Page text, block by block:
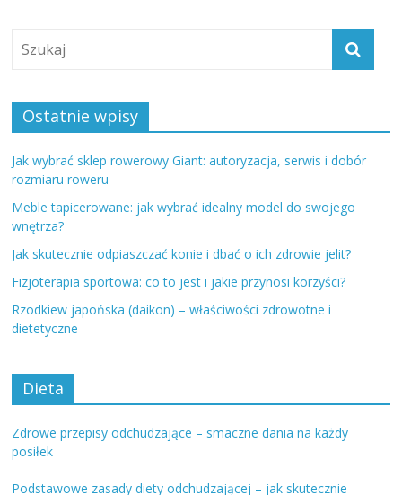
Ostatnie wpisy
Jak wybrać sklep rowerowy Giant: autoryzacja, serwis i dobór
rozmiaru roweru
Meble tapicerowane: jak wybrać idealny model do swojego
wnętrza?
Jak skutecznie odpiaszczać konie i dbać o ich zdrowie jelit?
Fizjoterapia sportowa: co to jest i jakie przynosi korzyści?
Rzodkiew japońska (daikon) – właściwości zdrowotne i
dietetyczne
Dieta
Zdrowe przepisy odchudzające – smaczne dania na każdy
posiłek
Podstawowe zasady diety odchudzającej – jak skutecznie